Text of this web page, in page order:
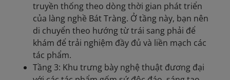
truyền thống theo dòng thời gian phát triển
của làng nghề Bát Tràng. Ở tầng này, bạn nên
di chuyển theo hướng từ trái sang phải để
khám để trải nghiệm đầy đủ và liền mạch các
tác phẩm.
Tầng 3: Khu trưng bày nghệ thuật đương đại